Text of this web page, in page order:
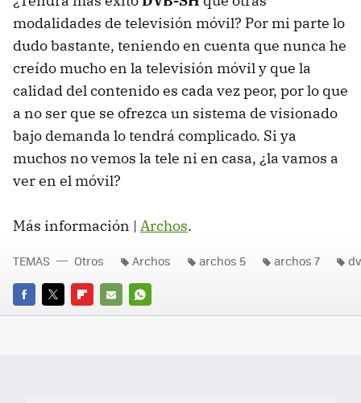
modalidades de televisión móvil? Por mi parte lo
dudo bastante, teniendo en cuenta que nunca he
creído mucho en la televisión móvil y que la
calidad del contenido es cada vez peor, por lo que
a no ser que se ofrezca un sistema de visionado
bajo demanda lo tendrá complicado. Si ya
muchos no vemos la tele ni en casa, ¿la vamos a
ver en el móvil?
Más información | Archos.
FACEBOOK
TWITTERFLIPBOARD
E-
WHATSAPP
TEMAS Otros Archos archos 5 archos 7